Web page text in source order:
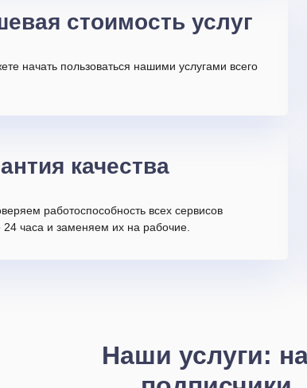
стоимость услуг
начать пользоваться нашими услугами всего
качества
работоспособность всех сервисов
24 часа и заменяем их на рабочие.
Наши услуги: